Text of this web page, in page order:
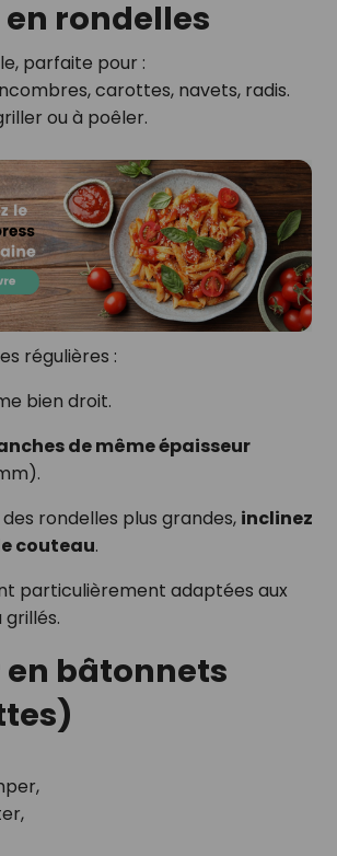
rondelles
parfaite pour :
carottes, navets, radis.
ou à poêler.
régulières :
bien droit.
de même épaisseur
des rondelles plus grandes, inclinez
couteau.
particulièrement adaptées aux
en bâtonnets